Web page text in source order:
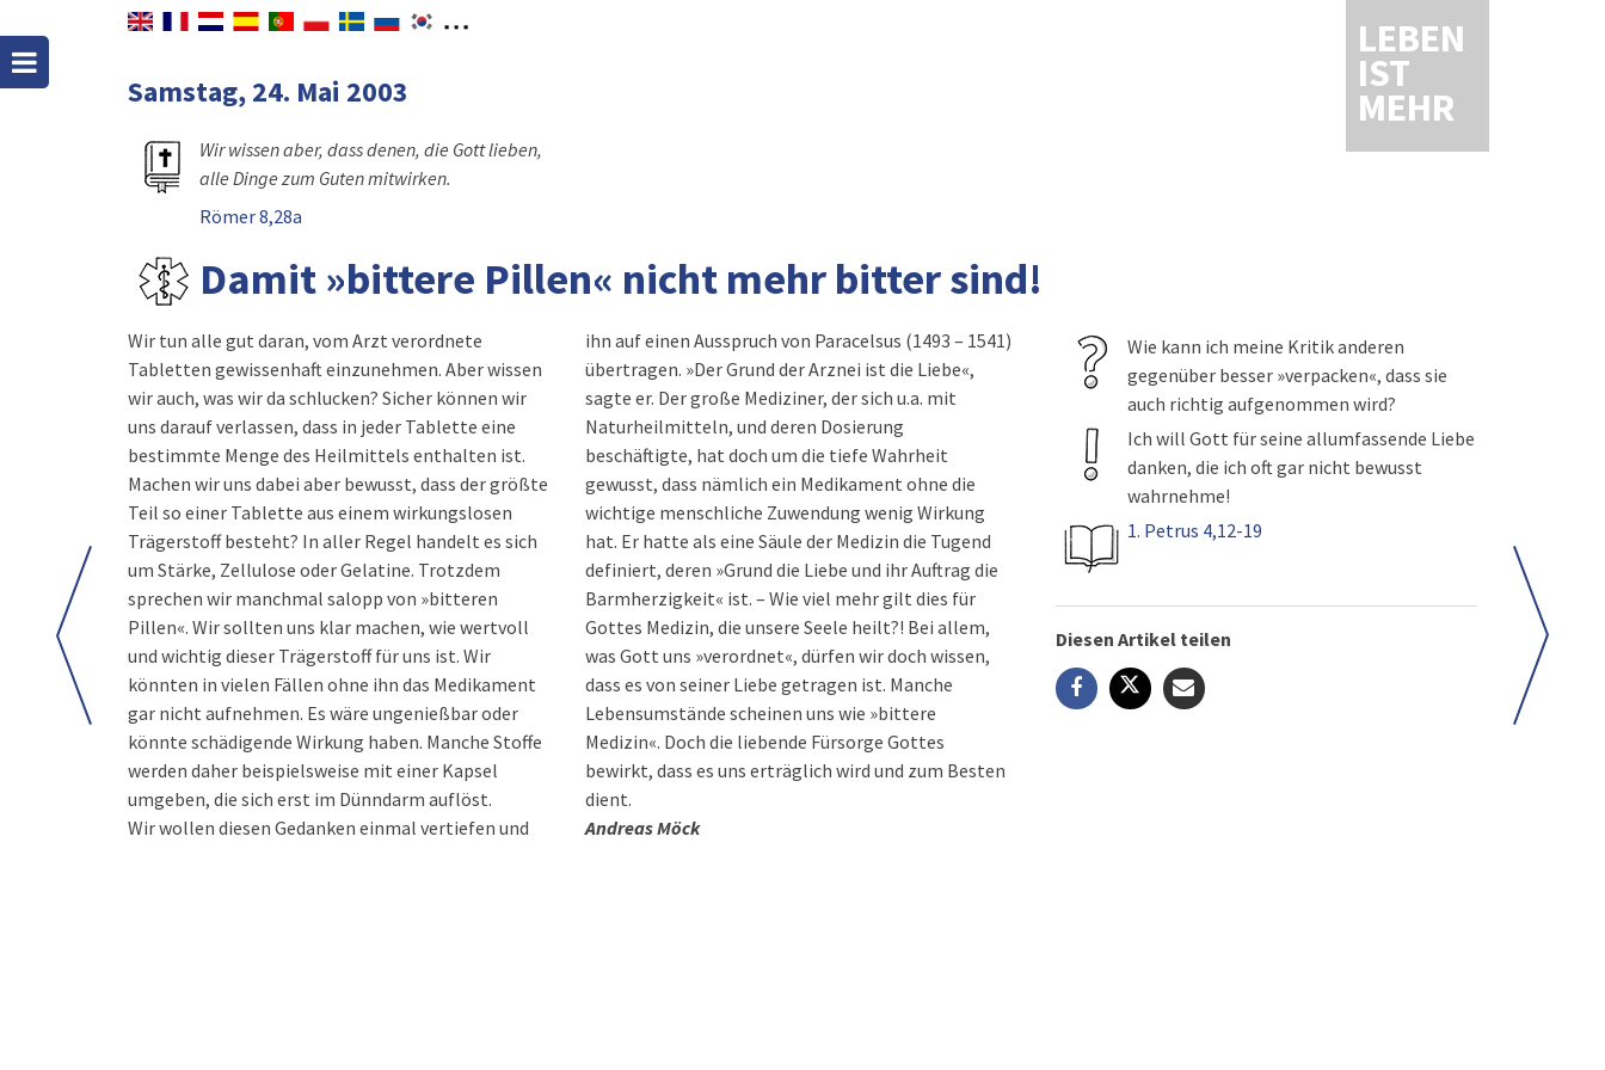
LEBEN
IST
MEHR
Samstag, 24. Mai 2003
Wir wissen aber, dass denen, die Gott lieben,
alle Dinge zum Guten mitwirken.
Römer 8,28a
Damit »bittere Pillen« nicht mehr bitter sind!
Wir tun alle gut daran, vom Arzt verordnete
Tabletten gewissenhaft einzunehmen. Aber wissen
wir auch, was wir da schlucken? Sicher können wir
uns darauf verlassen, dass in jeder Tablette eine
bestimmte Menge des Heilmittels enthalten ist.
Machen wir uns dabei aber bewusst, dass der größte
Teil so einer Tablette aus einem wirkungslosen
Trägerstoff besteht? In aller Regel handelt es sich
um Stärke, Zellulose oder Gelatine. Trotzdem
sprechen wir manchmal salopp von »bitteren
Pillen«. Wir sollten uns klar machen, wie wertvoll
und wichtig dieser Trägerstoff für uns ist. Wir
könnten in vielen Fällen ohne ihn das Medikament
gar nicht aufnehmen. Es wäre ungenießbar oder
könnte schädigende Wirkung haben. Manche Stoffe
werden daher beispielsweise mit einer Kapsel
umgeben, die sich erst im Dünndarm auflöst.
Wir wollen diesen Gedanken einmal vertiefen und
ihn auf einen Ausspruch von Paracelsus (1493 – 1541)
übertragen. »Der Grund der Arznei ist die Liebe«,
sagte er. Der große Mediziner, der sich u.a. mit
Naturheilmitteln, und deren Dosierung
beschäftigte, hat doch um die tiefe Wahrheit
gewusst, dass nämlich ein Medikament ohne die
wichtige menschliche Zuwendung wenig Wirkung
hat. Er hatte als eine Säule der Medizin die Tugend
definiert, deren »Grund die Liebe und ihr Auftrag die
Barmherzigkeit« ist. – Wie viel mehr gilt dies für
Gottes Medizin, die unsere Seele heilt?! Bei allem,
was Gott uns »verordnet«, dürfen wir doch wissen,
dass es von seiner Liebe getragen ist. Manche
Lebensumstände scheinen uns wie »bittere
Medizin«. Doch die liebende Fürsorge Gottes
bewirkt, dass es uns erträglich wird und zum Besten
dient.
Andreas Möck
Wie kann ich meine Kritik anderen
gegenüber besser »verpacken«, dass sie
auch richtig aufgenommen wird?
Ich will Gott für seine allumfassende Liebe
danken, die ich oft gar nicht bewusst
wahrnehme!
1. Petrus 4,12-19
Diesen Artikel teilen